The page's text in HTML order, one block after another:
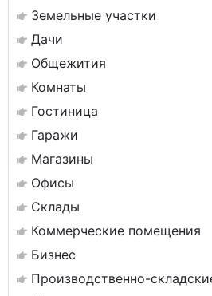
Земельные участки
Дачи
Общежития
Комнаты
Гостиница
Гаражи
Магазины
Офисы
Склады
Коммерческие помещения
Бизнес
Производственно-